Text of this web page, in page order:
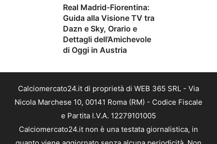
Real Madrid-Fiorentina:
Guida alla Visione TV tra
Dazn e Sky, Orario e
Dettagli dell’Amichevole
di Oggi in Austria
Calciomercato24.it di proprietà di WEB 365 SRL - Via
Nicola Marchese 10, 00141 Roma (RM) - Codice Fiscale
e Partita I.V.A. 12279101005
Calciomercato24.it non è una testata giornalistica, in